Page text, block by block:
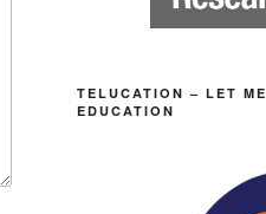
TELUCATION – LET
EDUCATION